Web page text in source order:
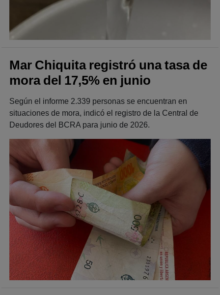
Mar Chiquita registró una tasa de
mora del 17,5% en junio
Según el informe 2.339 personas se encuentran en
situaciones de mora, indicó el registro de la Central de
Deudores del BCRA para junio de 2026.